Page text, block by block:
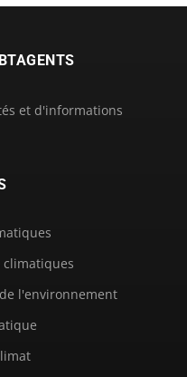
et d'informations
climatiques
l'environnement